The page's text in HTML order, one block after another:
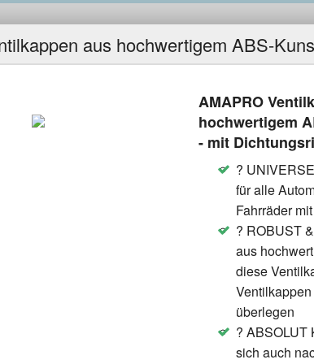
Lifestyle Elektro Auto
Produkt soll ich bei der
Problem ein für alle Mal aus der Welt
Produkte aus dem Internet
Seller sind, denn eines ist klar, wenn
von vielen Menschen an ihre
einfach das Beste ist vom Preis-
AMAPRO
hochwertigem
- mit
?
für alle
Fahrräder
? ROBUST
aus
diese
überlegen
? ABSOLUT
sich auch